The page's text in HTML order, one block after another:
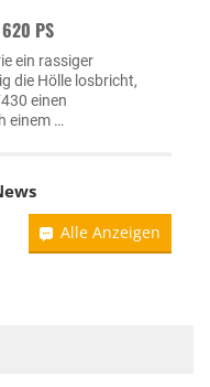
PS
ein rassiger
die Hölle losbricht,
einen
einem …
Alle Anzeigen